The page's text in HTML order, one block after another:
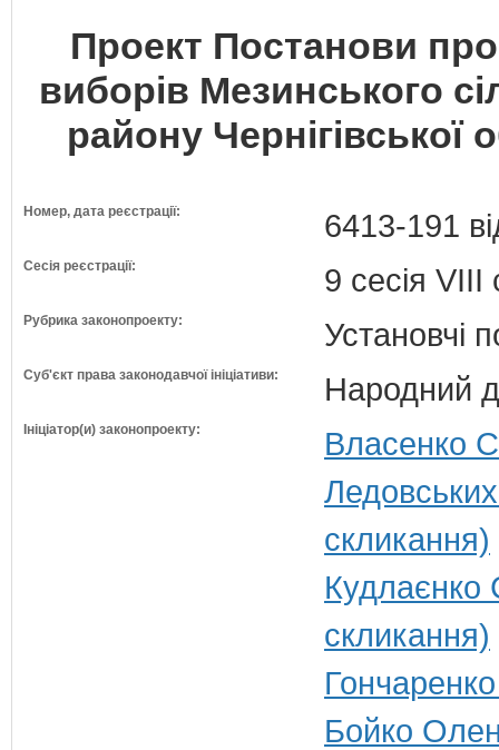
Проект Постанови
виборів Мезинського
району Чернігівської
Номер, дата реєстрації: 6413-191
Сесія реєстрації: 9 сесія VIII
Рубрика законопроекту: Установчі
Суб'єкт права законодавчої ініціативи: Народний
Ініціатор(и) законопроекту:
Власенко
скликання)
Кудлаєнко
скликання)
Бойко